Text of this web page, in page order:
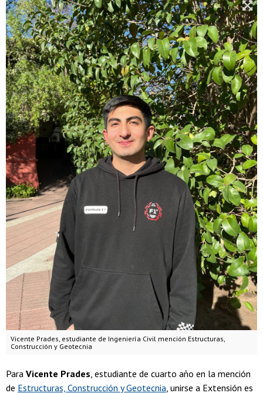
Vicente Prades, estudiante de Ingeniería Civil mención Estructuras,
Construcción y Geotecnia
Para Vicente Prades , estudiante de cuarto año en la mención
de Estructuras, Construcción y Geotecnia , unirse a Extensión es